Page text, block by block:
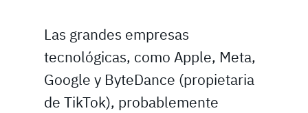
Las grandes empresas
tecnológicas, como Apple, Meta,
Google y ByteDance (propietaria
de TikTok), probablemente